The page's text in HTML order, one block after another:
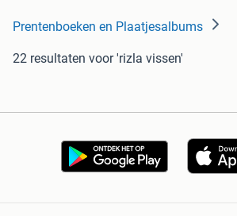
Prentenboeken en Plaatjesalbums
22 resultaten voor 'rizla vissen'